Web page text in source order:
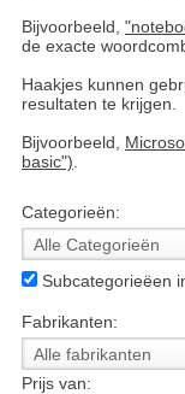
Bijvoorbeeld,
de exacte
Haakjes kunnen
resultaten te krijgen.
Bijvoorbeeld,
basic")
Categorieën:
Subcategorieëen
Fabrikanten:
Prijs van: